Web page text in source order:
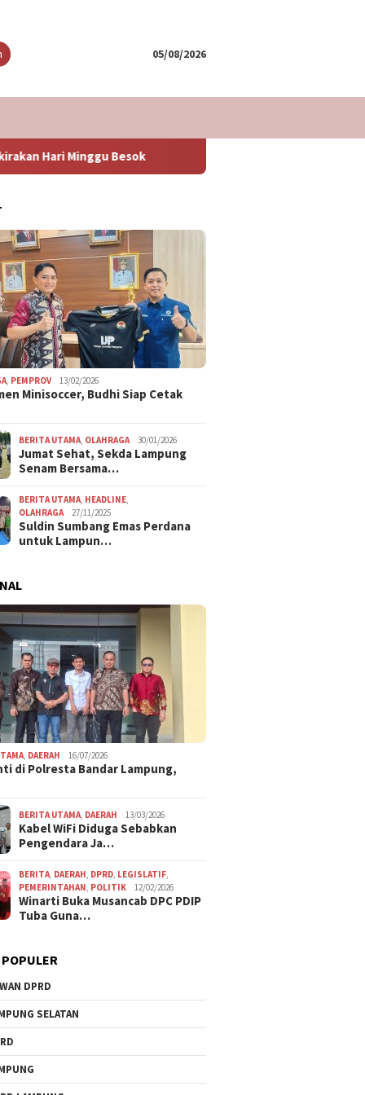
05/08/2026
Informasi Penting Bagi Pemudik Yang Akan
PEMPROV 13/02/2026
Minisoccer, Budhi Siap Cetak
BERITA UTAMA OLAHRAGA 30/01/2026
Jumat Sehat, Sekda Lampung
Senam Bersama…
BERITA UTAMA HEADLINE
OLAHRAGA
27/11/2025
Suldin Sumbang Emas Perdana
untuk Lampun…
DAERAH 16/07/2026
di Polresta Bandar Lampung,
BERITA UTAMA DAERAH 13/03/2026
Kabel WiFi Diduga Sebabkan
Pengendara Ja…
BERITA DAERAH DPRD LEGISLATIF
PEMERINTAHAN POLITIK 12/02/2026
Winarti Buka Musancab DPC PDIP
Tuba Guna…
DPRD
SELATAN